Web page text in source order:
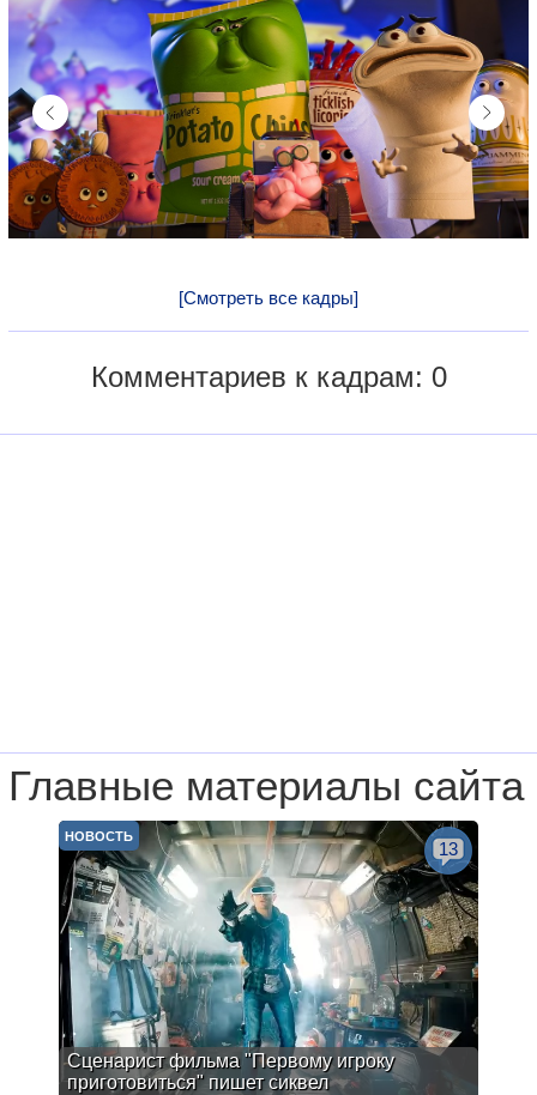
[Смотреть все кадры]
Комментариев к кадрам: 0
Главные материалы сайта
Сценарист фильма "Первому игроку
приготовиться" пишет сиквел
НОВОСТЬ
13